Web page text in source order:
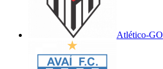
Atlético-GO